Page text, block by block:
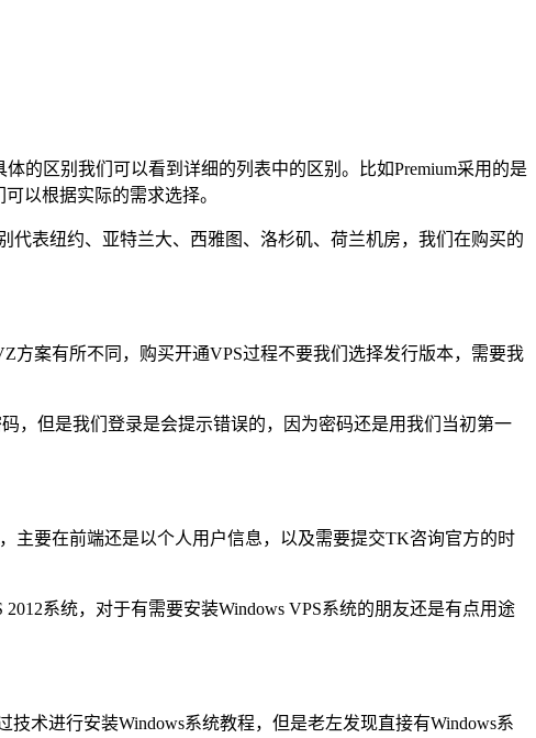
的区别我们可以看到详细的列表中的区别。比如Premium采用的是
可以根据实际的需求选择。
代表纽约、亚特兰大、西雅图、洛杉矶、荷兰机房，我们在购买的
案有所不同，购买开通VPS过程不要我们选择发行版本，需要我
，但是我们登录是会提示错误的，因为密码还是用我们当初第一
主要在前端还是以个人用户信息，以及需要提交TK咨询官方的时
系统，对于有需要安装Windows VPS系统的朋友还是有点用途
术进行安装Windows系统教程，但是老左发现直接有Windows系